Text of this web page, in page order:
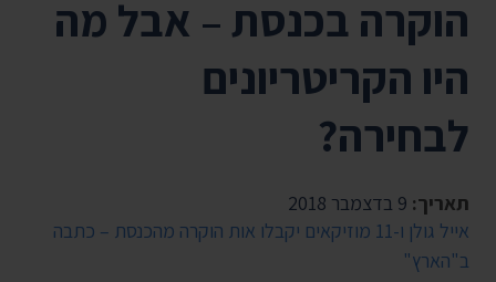
הוקרה בכנסת – אבל מה
היו הקריטריונים
לבחירה?
תאריך:
אייל גולן ו-11 מוזיקאים יקבלו אות הוקרה מהכנסת – כתבה
ב"הארץ"